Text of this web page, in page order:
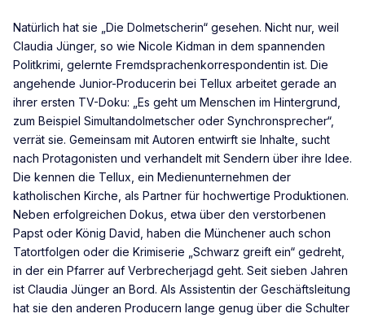
Natürlich hat sie „Die Dolmetscherin“ gesehen. Nicht nur, weil
Claudia Jünger, so wie Nicole Kidman in dem spannenden
Politkrimi, gelernte Fremdsprachenkorrespondentin ist. Die
angehende Junior-Producerin bei Tellux arbeitet gerade an
ihrer ersten TV-Doku: „Es geht um Menschen im Hintergrund,
zum Beispiel Simultandolmetscher oder Synchronsprecher“,
verrät sie. Gemeinsam mit Autoren entwirft sie Inhalte, sucht
nach Protagonisten und verhandelt mit Sendern über ihre Idee.
Die kennen die Tellux, ein Medienunternehmen der
katholischen Kirche, als Partner für hochwertige Produktionen.
Neben erfolgreichen Dokus, etwa über den verstorbenen
Papst oder König David, haben die Münchener auch schon
Tatortfolgen oder die Krimiserie „Schwarz greift ein“ gedreht,
in der ein Pfarrer auf Verbrecherjagd geht. Seit sieben Jahren
ist Claudia Jünger an Bord. Als Assistentin der Geschäftsleitung
hat sie den anderen Producern lange genug über die Schulter